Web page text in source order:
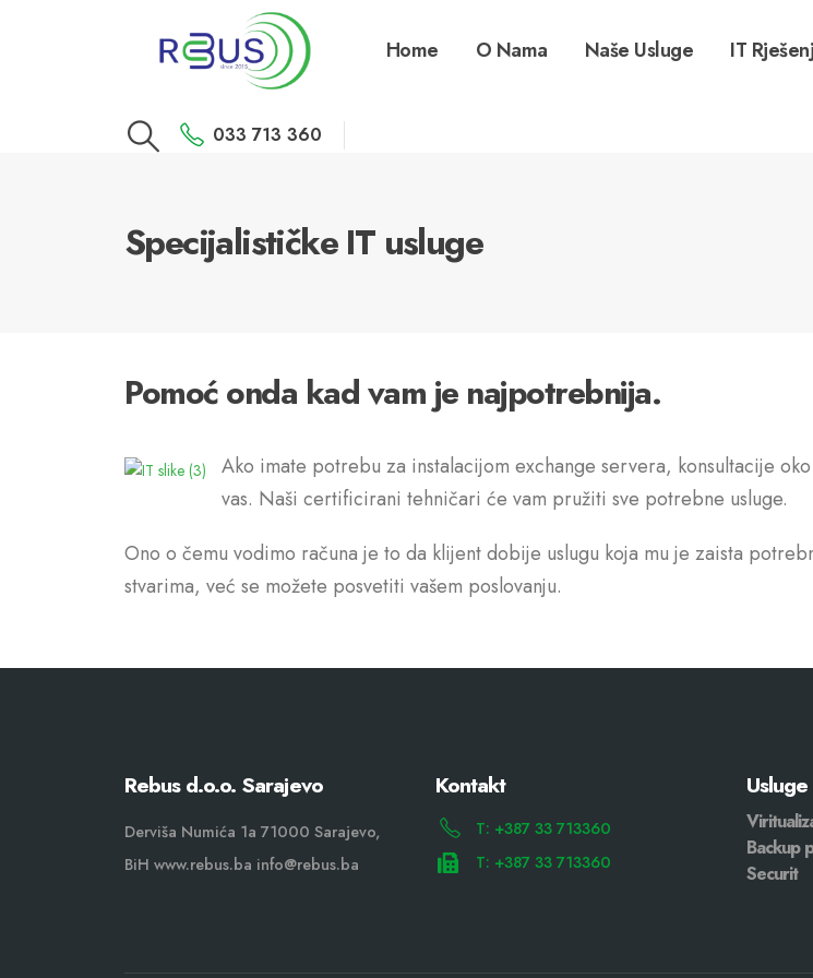
Home O Nama Naše Usluge IT
033 713 360
Specijalističke IT usluge
Pomoć onda kad vam je najpotrebnija.
Ako imate potrebu za instalacijom exchange servera, konsultacije
vas. Naši certificirani tehničari će vam pružiti sve potrebne usluge.
Ono o čemu vodimo računa je to da klijent dobije uslugu koja mu je zaista
stvarima, već se možete posvetiti vašem poslovanju.
Rebus d.o.o. Sarajevo
Derviša Numića 1a 71000 Sarajevo,
BiH www.rebus.ba info@rebus.ba
Kontakt
T: +387 33 713360
T: +387 33 713360
Usluge
Backup
Securit